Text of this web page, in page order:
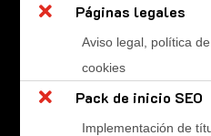

Páginas legales
Aviso legal, política
cookies
 Pack de inicio SEO
Implementación de